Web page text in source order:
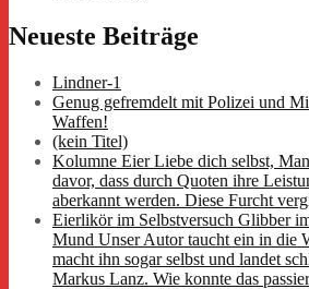
Neueste Beiträge
Lindner-1
Genug gefremdelt mit Polizei und
Waffen!
(kein Titel)
Kolumne Eier Liebe dich selbst,
davor, dass durch Quoten ihre
aberkannt werden. Diese Furcht
Eierlikör im Selbstversuch Glibber
Mund Unser Autor taucht ein in die
macht ihn sogar selbst und landet
Markus Lanz. Wie konnte das